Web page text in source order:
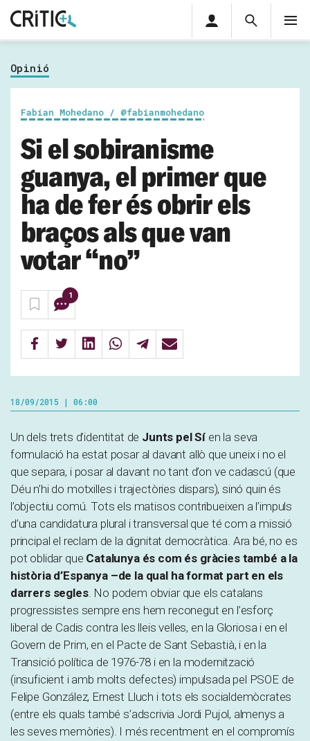
Cerca
Cerca
privada
Inicia sessió
Opinió
Fabian Mohedano / @fabianmohedano
Si el sobiranisme
guanya, el primer que
ha de fer és obrir els
braços als que van
votar “no”
1
18/09/2015 | 06:00
Un dels trets d’identitat de Junts pel Sí en la seva
formulació ha estat posar al davant allò que uneix i no el
que separa, i posar al davant no tant d’on ve cadascú (que
Déu n’hi do motxilles i trajectòries dispars), sinó quin és
l’objectiu comú. Tots els matisos contribueixen a l’impuls
d’una candidatura plural i transversal que té com a missió
principal el reclam de la dignitat democràtica. Ara bé, no es
pot oblidar que Catalunya és com és gràcies també a la
història d’Espanya –de la qual ha format part en els
darrers segles. No podem obviar que els catalans
progressistes sempre ens hem reconegut en l’esforç
liberal de Cadis contra les lleis velles, en la Gloriosa i en el
Govern de Prim, en el Pacte de Sant Sebastià, i en la
Transició política de 1976-78 i en la modernització
(insuficient i amb molts defectes) impulsada pel PSOE de
Felipe González, Ernest Lluch i tots els socialdemòcrates
(entre els quals també s’adscrivia Jordi Pujol, almenys a
les seves memòries). I més recentment en el compromís